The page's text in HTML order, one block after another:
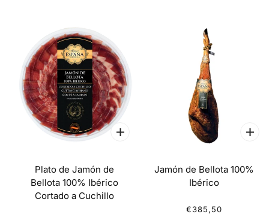
Plato de Jamón de
Bellota 100% Ibérico
Cortado a Cuchillo
Jamón de Bellota 100%
Ibérico
€385,50